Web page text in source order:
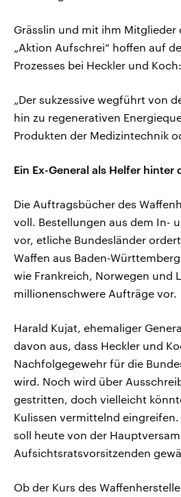
Grässlin und mit ihm Mitglieder
„Aktion Aufschrei“ hoffen auf
Prozesses bei Heckler und Koch:
„Der sukzessive wegführt von
hin zu regenerativen
Produkten der Medizintechnik
Ein Ex-General als Helfer hinter
Die Auftragsbücher des
voll. Bestellungen aus dem In-
vor, etliche Bundesländer
Waffen aus Baden-
wie Frankreich, Norwegen und
millionenschwere Aufträge vor.
Harald Kujat, ehemaliger
davon aus, dass Heckler und
Nachfolgegewehr für die
wird. Noch wird über
gestritten, doch vielleicht
Kulissen vermittelnd eingreifen.
soll heute von der
Aufsichtsratsvorsitzenden
Ob der Kurs des